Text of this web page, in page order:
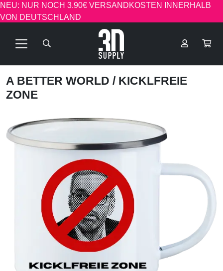
NEU: NUR NOCH 3.90€ VERSANDKOSTEN INNERHALB
VON DEUTSCHLAND
A BETTER WORLD / KICKLFREIE
ZONE